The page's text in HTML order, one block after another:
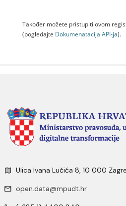
Također možete pristupiti ovom
(pogledajte Dokumenаtаcijа API-jа).